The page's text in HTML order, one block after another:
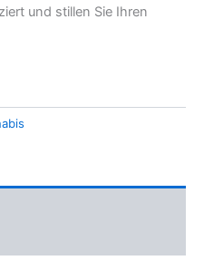
und stillen Sie Ihren